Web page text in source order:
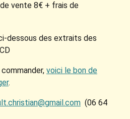
vente 8€ + frais de
dessous des extraits des
voici le bon de
.
(06 64